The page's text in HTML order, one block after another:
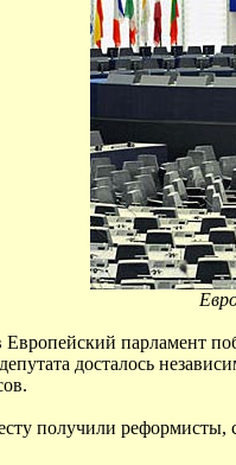
парламент
досталось
получили реформисты,